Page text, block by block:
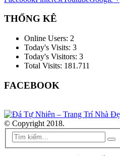
THỐNG KÊ
Online Users: 2
Today's Visits: 3
Today's Visitors: 3
Total Visits: 181.711
FACEBOOK
© Copyright 2018.